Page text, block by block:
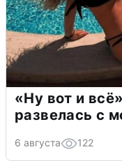
«Ну вот и
развелась с
6 августа 122